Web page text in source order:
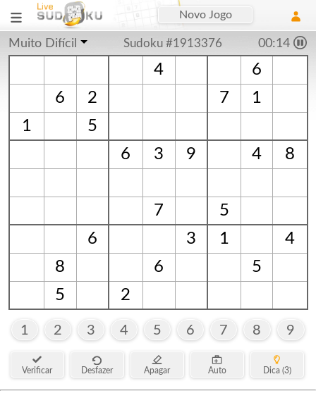
Novo Jogo
Muito Difícil Sudoku #1913376 00:15
4
6
6
2 7
1
1
5
6
3 9 4 8
7
5
6
3 1
4
8
6
5
5
2
1 2 3 4 5 6 7 8 9
Verificar Desfazer Apagar Auto Dica (3)